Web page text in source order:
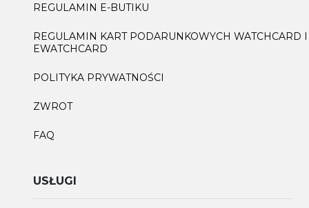
REGULAMIN E-BUTIKU
REGULAMIN KART PODARUNKOWYCH WATCHCARD I
EWATCHCARD
POLITYKA PRYWATNOŚCI
ZWROT
FAQ
USŁUGI